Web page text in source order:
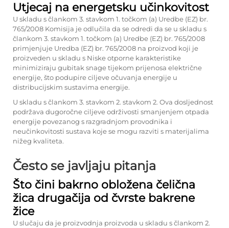
Utjecaj na energetsku učinkovitost
U skladu s člankom 3. stavkom 1. točkom (a) Uredbe (EZ) br.
765/2008 Komisija je odlučila da se odredi da se u skladu s
člankom 3. stavkom 1. točkom (a) Uredbe (EZ) br. 765/2008
primjenjuje Uredba (EZ) br. 765/2008 na proizvod koji je
proizveden u skladu s Niske otporne karakteristike
minimiziraju gubitak snage tijekom prijenosa električne
energije, što podupire ciljeve očuvanja energije u
distribucijskim sustavima energije.
U skladu s člankom 3. stavkom 2. stavkom 2. Ova dosljednost
podržava dugoročne ciljeve održivosti smanjenjem otpada
energije povezanog s razgradnjom provodnika i
neučinkovitosti sustava koje se mogu razviti s materijalima
nižeg kvaliteta.
Često se javljaju pitanja
Što čini bakrno obložena čelična
žica drugačija od čvrste bakrene
žice
U slučaju da je proizvodnja proizvoda u skladu s člankom 2.